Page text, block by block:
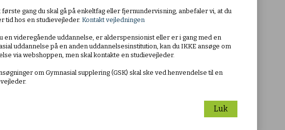
modeller til beskrivelse af et
modeller og at løse geometriske problemer
i samspil med den historiske, videnskabelige og kulturelle
til at forstå og behandle problemer inden for forskellige
ligningsløsning med analytiske og grafiske
proportionalitet, lineære sammenhænge samt
første gang du skal gå på enkeltfag eller fjernundervisning, anbefaler vi, at du
tid hos en studievejleder. Kontakt vejledningen
en videregående uddannelse, er alderspensionist eller er i gang med en
uddannelse på en anden uddannelsesinstitution, kan du IKKE ansøge om
via webshoppen, men skal kontakte en studievejleder.
om Gymnasial supplering (GSK) skal ske ved henvendelse til en
Luk